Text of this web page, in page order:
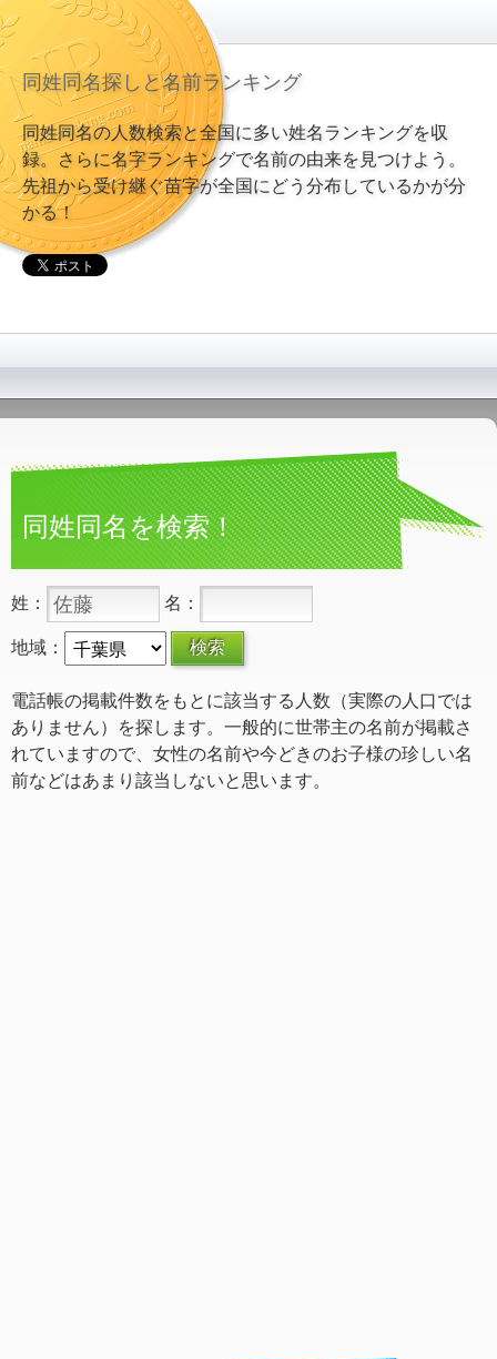
同姓同名探しと名前ランキング
同姓同名の人数検索と全国に多い姓名ランキングを収
録。さらに名字ランキングで名前の由来を見つけよう。
先祖から受け継ぐ苗字が全国にどう分布しているかが分
かる！
同姓同名を検索！
姓： 名：
地域：
電話帳の掲載件数をもとに該当する人数（実際の人口では
ありません）を探します。一般的に世帯主の名前が掲載さ
れていますので、女性の名前や今どきのお子様の珍しい名
前などはあまり該当しないと思います。